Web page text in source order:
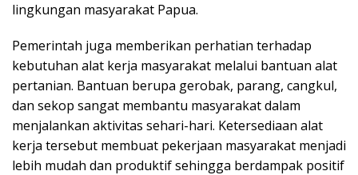
lingkungan masyarakat Papua.
Pemerintah juga memberikan perhatian terhadap
kebutuhan alat kerja masyarakat melalui bantuan alat
pertanian. Bantuan berupa gerobak, parang, cangkul,
dan sekop sangat membantu masyarakat dalam
menjalankan aktivitas sehari-hari. Ketersediaan alat
kerja tersebut membuat pekerjaan masyarakat menjadi
lebih mudah dan produktif sehingga berdampak positif